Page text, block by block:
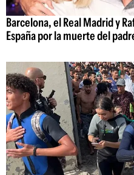
Barcelona, el Real Madrid y
España por la muerte del